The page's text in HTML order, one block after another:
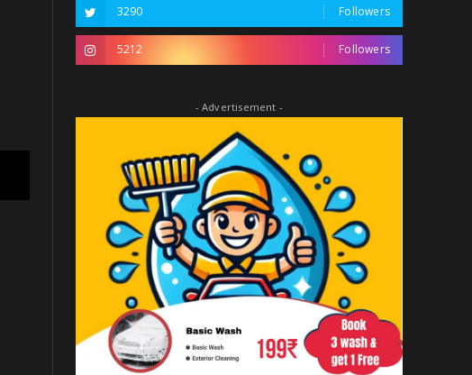
3290 Followers
5212 Followers
- Advertisement -